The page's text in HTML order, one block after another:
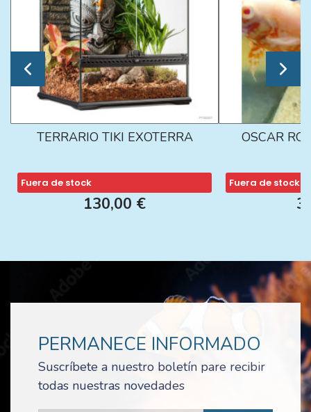
TERRARIO TIKI EXOTERRA
Fuera de stock
130,00 €
OSCAR
Fuera de stock
PERMANECE INFORMADO
Suscríbete a nuestro boletín pare recibir
todas nuestras novedades